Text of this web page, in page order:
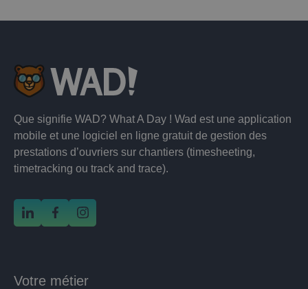
Que signifie WAD? What A Day ! Wad est une application
mobile et une logiciel en ligne gratuit de gestion des
prestations d’ouvriers sur chantiers (timesheeting,
timetracking ou track and trace).
Votre métier